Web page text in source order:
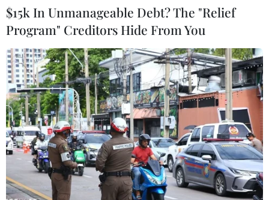
$15k In Unmanageable Debt? The "Relief
Program" Creditors Hide From You